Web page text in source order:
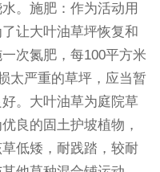
。施肥：作为活动用
让大叶油草坪恢复和
次氮肥，每100平方米
太严重的草坪，应当暂
。大叶油草为庭院草
良的固土护坡植物，
低矮，耐践踏，较耐